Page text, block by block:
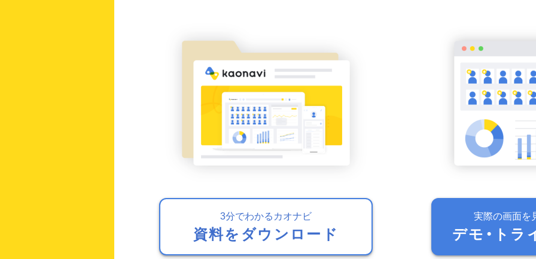
3分でわかるカオナビ
資料をダウンロード
実際の画面を
デモ・ト